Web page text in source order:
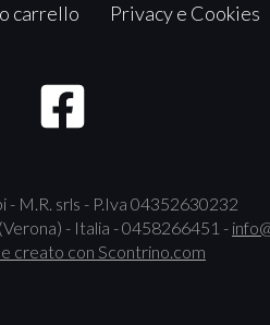
carrello Privacy e Cookies
- M.R. srls - P.Iva 04352630232
- Italia - 0458266451 -
creato con Scontrino.com